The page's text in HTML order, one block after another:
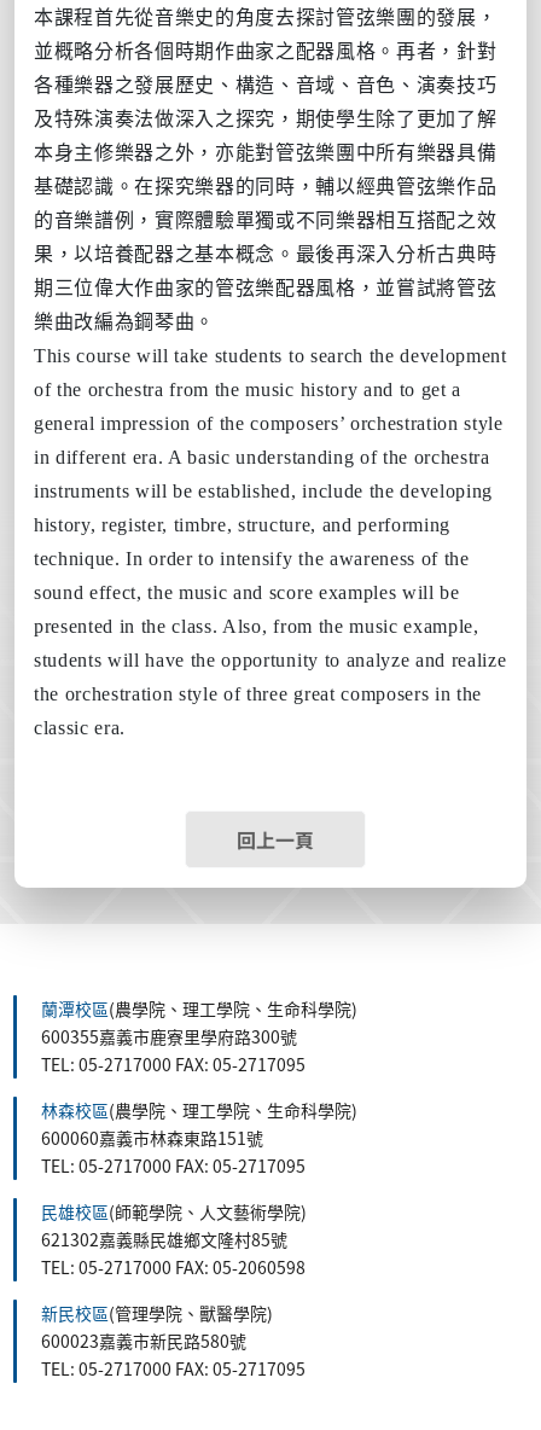
本課程首先從音樂史的角度去探討管弦樂團的發展，
並概略分析各個時期作曲家之配器風格。再者，針對
各種樂器之發展歷史、構造、音域、音色、演奏技巧
及特殊演奏法做深入之探究 ，期使學生除了更加了解
本身主修樂器之外，亦能對管弦樂團中所有樂器具備
基礎認識。在探究樂器的同時，輔以經典管弦樂作品
的音樂譜例，實際體驗單獨或不同樂器相互搭配之效
果，以培養配器之基本概念。最後再深入分析古典時
期三位偉大作曲家的管弦樂配器風格，並嘗試將管弦
樂曲改編為鋼琴曲。
This course will take students to search the development
of the orchestra from the music history and to get a
general impression of the composers’ orchestration style
in different era. A basic understanding of the orchestra
instruments will be established, include the developing
history, register, timbre, structure, and performing
technique. In order to intensify the awareness of the
sound effect, the music and score examples will be
presented in the class. Also, from the music example,
students will have the opportunity to analyze and realize
the orchestration style of three great composers in the
classic era.
回上一頁
蘭潭校區(農學院、理工學院、生命科學院)
600355嘉義市鹿寮里學府路300號
TEL: 05-2717000 FAX: 05-2717095
林森校區(農學院、理工學院、生命科學院)
600060嘉義市林森東路151號
TEL: 05-2717000 FAX: 05-2717095
民雄校區(師範學院、人文藝術學院)
621302嘉義縣民雄鄉文隆村85號
TEL: 05-2717000 FAX: 05-2060598
新民校區(管理學院、獸醫學院)
600023嘉義市新民路580號
TEL: 05-2717000 FAX: 05-2717095